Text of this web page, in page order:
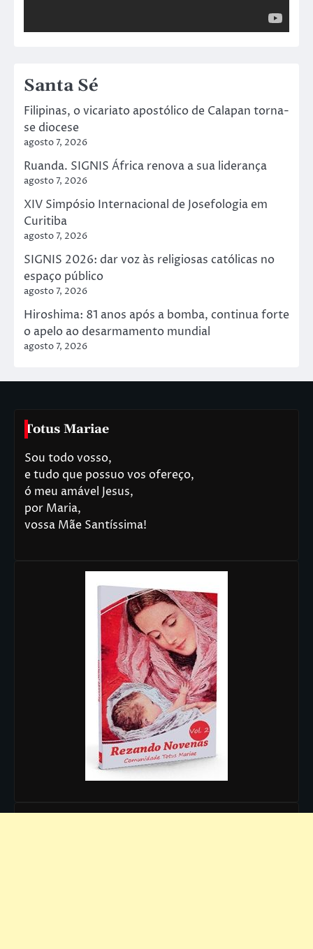
Santa Sé
Filipinas, o vicariato apostólico de Calapan torna-
se diocese
agosto 7, 2026
Ruanda. SIGNIS África renova a sua liderança
agosto 7, 2026
XIV Simpósio Internacional de Josefologia em
Curitiba
agosto 7, 2026
SIGNIS 2026: dar voz às religiosas católicas no
espaço público
agosto 7, 2026
Hiroshima: 81 anos após a bomba, continua forte
o apelo ao desarmamento mundial
agosto 7, 2026
Totus Mariae
Sou todo vosso,
e tudo que possuo vos ofereço,
ó meu amável Jesus,
por Maria,
vossa Mãe Santíssima!